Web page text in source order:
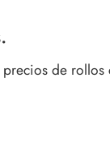
de rollos